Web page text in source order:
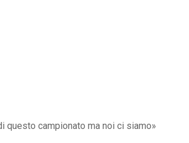
questo campionato ma noi ci siamo»